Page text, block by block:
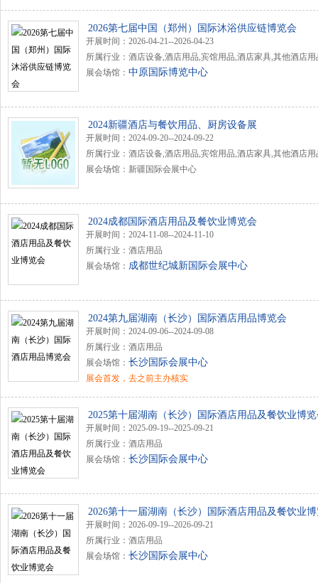
2026第七届中国（郑州）国际沐浴供应链博览会
开展时间：2026-04-21--2026-04-23
所属行业：酒店设备,酒店用品,宾馆用品,酒店家具,其他酒店用
展会场馆： 中原国际博览中心
2024新疆酒店与餐饮用品、厨房设备展
开展时间：2024-09-20--2024-09-22
所属行业：酒店设备,酒店用品,宾馆用品,酒店家具,其他酒店用
展会场馆：新疆国际会展中心
2024成都国际酒店用品及餐饮业博览会
开展时间：2024-11-08--2024-11-10
所属行业：酒店用品
展会场馆： 成都世纪城新国际会展中心
2024第九届湖南（长沙）国际酒店用品博览会
开展时间：2024-09-06--2024-09-08
所属行业：酒店用品
展会场馆： 长沙国际会展中心
展会首发，去之前主办核实
2025第十届湖南（长沙）国际酒店用品及餐饮业博
开展时间：2025-09-19--2025-09-21
所属行业：酒店用品
展会场馆： 长沙国际会展中心
2026第十一届湖南（长沙）国际酒店用品及餐饮业
开展时间：2026-09-19--2026-09-21
所属行业：酒店用品
展会场馆： 长沙国际会展中心